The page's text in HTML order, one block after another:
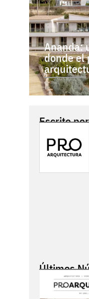
Ananda:
donde el
Escrito por
Últimos